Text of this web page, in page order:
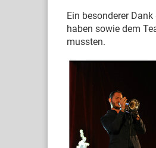
Ein besonderer
haben sowie dem
mussten.